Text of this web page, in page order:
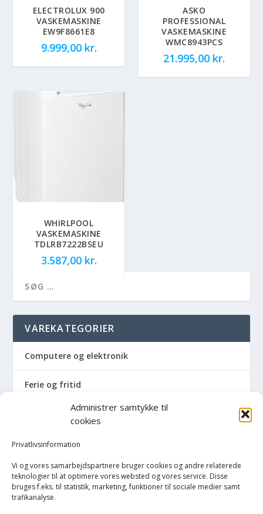
Administrer samtykke til
cookies
Privatlivsinformation
Vi og vores samarbejdspartnere bruger cookies og andre relaterede
teknologier til at optimere vores websted og vores service. Disse
bruges f.eks. til statistik, marketing, funktioner til sociale medier samt
trafikanalyse.
ELECTROLUX 900
VASKEMASKINE
EW9F8661E8
9.999,00 kr.
ASKO
PROFESSIONAL
VASKEMASKINE
WMC8943PCS
21.995,00 kr.
WHIRLPOOL
VASKEMASKINE
TDLRB7222BSEU
3.587,00 kr.
VAREKATEGORIER
Computere og elektronik
Ferie og fritid
Hus og have
Havemaskiner
Hvidevarer
Køkken